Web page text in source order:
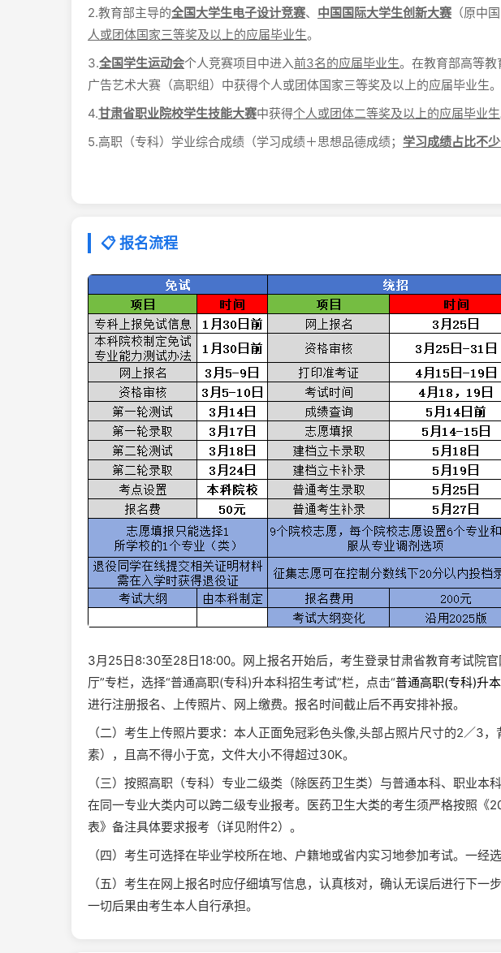
2.教育部主导的全国大学生电子设计竞赛、 中国国际大学生创新大赛 （原中
人或团体国家三等奖及以上的应届毕业生。
3.全国学生运动会个人竞赛项目中进入前3名的应届毕业生。在教育部高等教
广告艺术大赛（高职组）中获得个人或团体国家三等奖及以上的应届毕业生。
4.甘肃省职业院校学生技能大赛中获得个人或团体二等奖及以上的应届毕业生
5.高职（专科）学业综合成绩（学习成绩＋思想品德成绩； 学习成绩占比不
📋 报名流程
3月25日8:30至28日18:00。网上报名开始后，考生登录甘肃省教育考试院
厅”专栏，选择“普通高职(专科)升本科招生考试”栏，点击“普通高职(专科)升
进行注册报名、上传照片、网上缴费。报名时间截止后不再安排补报。
（二）考生上传照片要求：本人正面免冠彩色头像,头部占照片尺寸的2／3
素），且高不得小于宽，文件大小不得超过30K。
（三）按照高职（专科）专业二级类（除医药卫生类）与普通本科、职业本
在同一专业大类内可以跨二级专业报考。医药卫生大类的考生须严格按照《
表》备注具体要求报考（详见附件2）。
（四）考生可选择在毕业学校所在地、户籍地或省内实习地参加考试。一经
（五）考生在网上报名时应仔细填写信息，认真核对，确认无误后进行下
一切后果由考生本人自行承担。